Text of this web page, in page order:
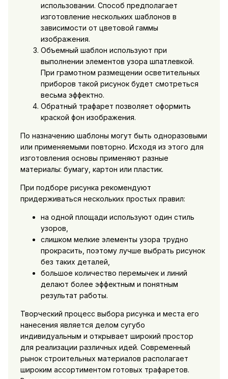
использовании. Способ предполагает
изготовление нескольких шаблонов в
зависимости от цветовой гаммы
изображения.
Объемный шаблон используют при
выполнении элементов узора шпатлевкой.
При грамотном размещении осветительных
приборов такой рисунок будет смотреться
весьма эффектно.
Обратный трафарет позволяет оформить
краской фон изображения.
По назначению шаблоны могут быть одноразовыми
или применяемыми повторно. Исходя из этого для
изготовления основы применяют разные
материалы: бумагу, картон или пластик.
При подборе рисунка рекомендуют
придерживаться нескольких простых правил:
на одной площади используют один стиль
узоров,
слишком мелкие элементы узора трудно
прокрасить, поэтому лучше выбрать рисунок
без таких деталей,
большое количество перемычек и линий
делают более эффектным и понятным
результат работы.
Творческий процесс выбора рисунка и места его
нанесения является делом сугубо
индивидуальным и открывает широкий простор
для реализации различных идей. Современный
рынок строительных материалов располагает
широким ассортиментом готовых трафаретов.